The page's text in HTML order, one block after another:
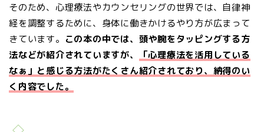
そのため、心理療法やカウンセリングの世界では、自律神
経を調整するために、身体に働きかけるやり方が広まって
きています。 この本の中では、頭や腕をタッピングする方
法などが紹介されていますが、
「心理療法を活用している
なぁ」と感じる方法がたくさん紹介されており、納得のい
く内容でした。